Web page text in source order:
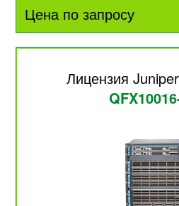
Цена по запросу
Лицензия